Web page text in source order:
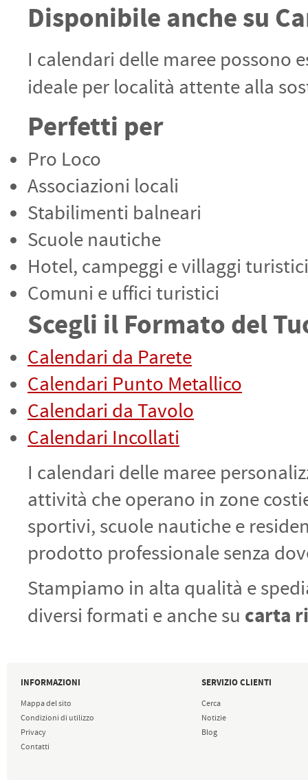
Disponibile anche su
I calendari delle maree possono
ideale per località attente alla
Perfetti per
Pro Loco
Associazioni locali
Stabilimenti balneari
Scuole nautiche
Hotel, campeggi e villaggi turistici
Comuni e uffici turistici
Scegli il Formato del
Calendari da Parete
Calendari Punto Metallico
Calendari da Tavolo
Calendari Incollati
I calendari delle maree
attività che operano in zone
sportivi, scuole nautiche e
prodotto professionale senza
Stampiamo in alta qualità e
diversi formati e anche su carta
INFORMAZIONI
Mappa del sito
Condizioni di utilizzo
Privacy
Contatti
SERVIZIO CLIENTI
Cerca
Notizie
Blog